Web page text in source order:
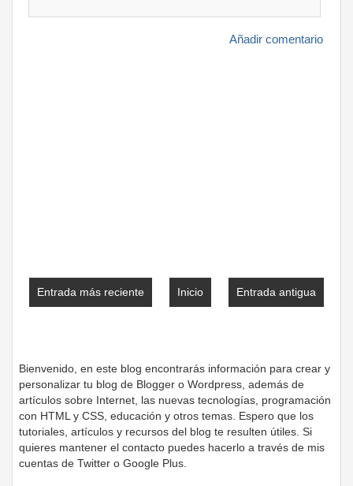
Añadir comentario
Entrada más reciente Entrada antigua
Inicio
Bienvenido, en este blog encontrarás información para crear y
personalizar tu blog de Blogger o Wordpress, además de
artículos sobre Internet, las nuevas tecnologías, programación
con HTML y CSS, educación y otros temas. Espero que los
tutoriales, artículos y recursos del blog te resulten útiles. Si
quieres mantener el contacto puedes hacerlo a través de mis
cuentas de Twitter o Google Plus.